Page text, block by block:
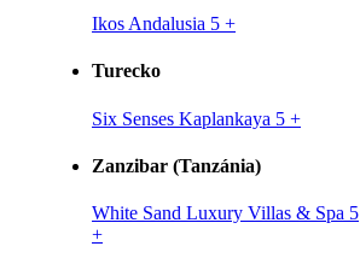
Ikos Andalusia 5 +
Turecko
Six Senses Kaplankaya 5 +
Zanzibar (Tanzánia)
White Sand Luxury Villas & Spa 5
+